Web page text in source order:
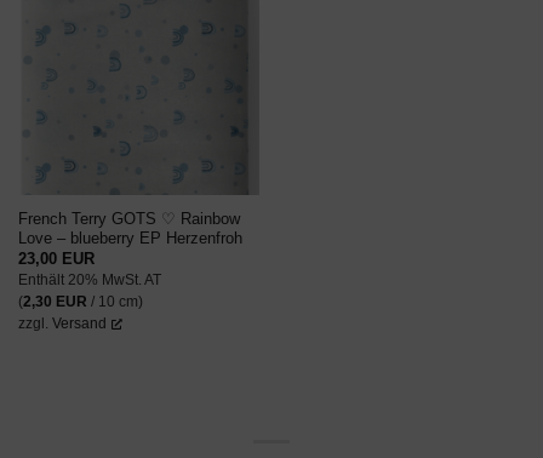
AUF DEN
WUNSCHZETTEL
French Terry GOTS ♡ Rainbow
Love – blueberry EP Herzenfroh
23,00 EUR
Enthält 20% MwSt. AT
(2,30 EUR / 10 cm)
zzgl. Versand